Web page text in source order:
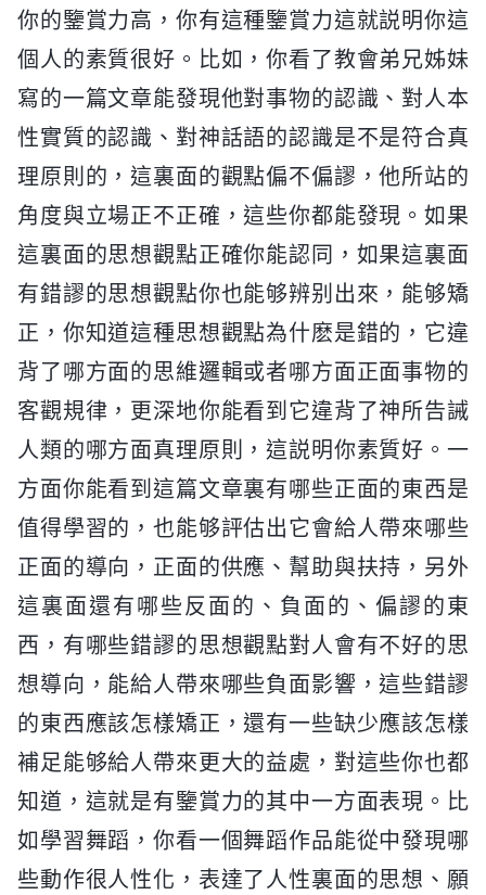
你的鑒賞力高，你有這種鑒賞力這就説明你這
個人的素質很好。比如，你看了教會弟兄姊妹
寫的一篇文章能發現他對事物的認識、對人本
性實質的認識、對神話語的認識是不是符合真
理原則的，這裏面的觀點偏不偏謬，他所站的
角度與立場正不正確，這些你都能發現。如果
這裏面的思想觀點正確你能認同，如果這裏面
有錯謬的思想觀點你也能够辨别出來，能够矯
正，你知道這種思想觀點為什麽是錯的，它違
背了哪方面的思維邏輯或者哪方面正面事物的
客觀規律，更深地你能看到它違背了神所告誡
人類的哪方面真理原則，這説明你素質好。一
方面你能看到這篇文章裏有哪些正面的東西是
值得學習的，也能够評估出它會給人帶來哪些
正面的導向，正面的供應、幫助與扶持，另外
這裏面還有哪些反面的、負面的、偏謬的東
西，有哪些錯謬的思想觀點對人會有不好的思
想導向，能給人帶來哪些負面影響，這些錯謬
的東西應該怎樣矯正，還有一些缺少應該怎樣
補足能够給人帶來更大的益處，對這些你也都
知道，這就是有鑒賞力的其中一方面表現。比
如學習舞蹈，你看一個舞蹈作品能從中發現哪
些動作很人性化，表達了人性裏面的思想、願